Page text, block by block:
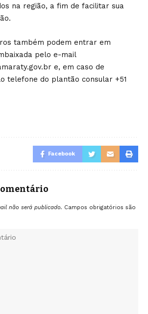
na região, a fim de facilitar sua
também podem entrar em
pelo e-mail
e, em caso de
telefone do plantão consular +51
Facebook
não será publicado. Campos obrigatórios são